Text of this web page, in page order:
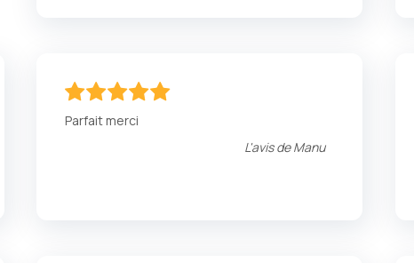
Parfait merci
L'avis deManu